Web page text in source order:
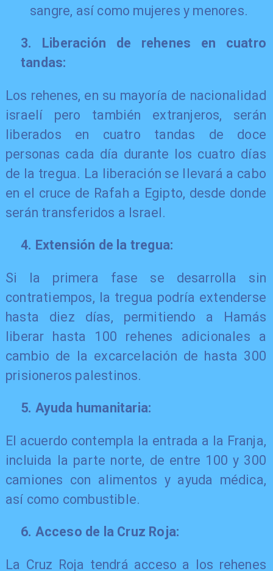
sangre, así como mujeres y menores.
3. Liberación de rehenes en cuatro
tandas:
Los rehenes, en su mayoría de nacionalidad
israelí pero también extranjeros, serán
liberados en cuatro tandas de doce
personas cada día durante los cuatro días
de la tregua. La liberación se llevará a cabo
en el cruce de Rafah a Egipto, desde donde
serán transferidos a Israel.
4. Extensión de la tregua:
​Si la primera fase se desarrolla sin
contratiempos, la tregua podría extenderse
hasta diez días, permitiendo a Hamás
liberar hasta 100 rehenes adicionales a
cambio de la excarcelación de hasta 300
prisioneros palestinos.
5. Ayuda humanitaria:
​El acuerdo contempla la entrada a la Franja,
incluida la parte norte, de entre 100 y 300
camiones con alimentos y ayuda médica,
así como combustible.
6. Acceso de la Cruz Roja:
​La Cruz Roja tendrá acceso a los rehenes